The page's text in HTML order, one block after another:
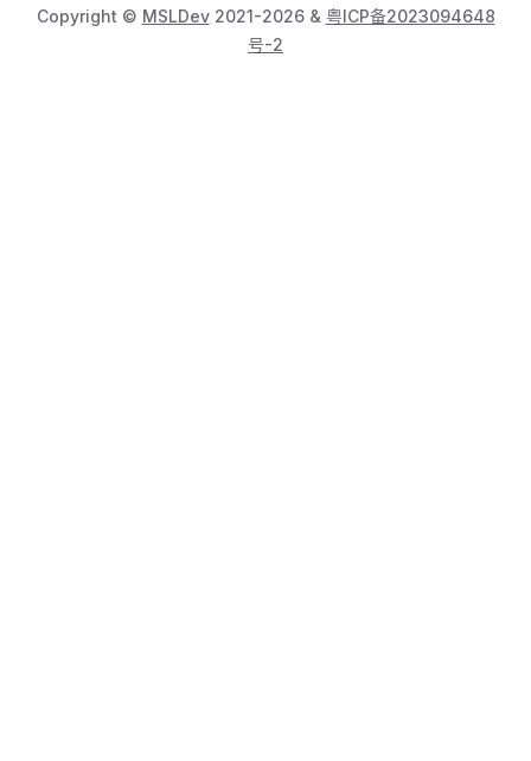
Copyright © MSLDev2021-2026 & 粤ICP备2023094648
号-2